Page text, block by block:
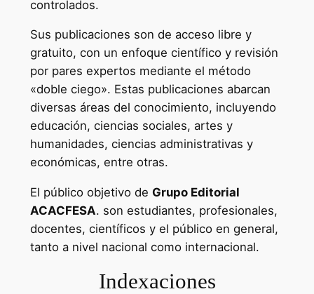
controlados.
Sus publicaciones son de acceso libre y
gratuito, con un enfoque científico y revisión
por pares expertos mediante el método
«doble ciego». Estas publicaciones abarcan
diversas áreas del conocimiento, incluyendo
educación, ciencias sociales, artes y
humanidades, ciencias administrativas y
económicas, entre otras.
El público objetivo de Grupo Editorial
ACACFESA. son estudiantes, profesionales,
docentes, científicos y el público en general,
tanto a nivel nacional como internacional.
Indexaciones